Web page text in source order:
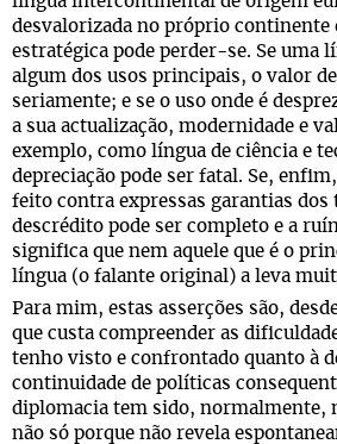
desvalorizada no próprio continente
estratégica pode perder-se. Se uma
algum dos usos principais, o valor
seriamente; e se o uso onde é
a sua actualização, modernidade e
exemplo, como língua de ciência e
depreciação pode ser fatal. Se,
feito contra expressas garantias dos
descrédito pode ser completo e a
significa que nem aquele que é o
língua (o falante original) a leva
Para mim, estas asserções são,
que custa compreender as
tenho visto e confrontado quanto à
continuidade de políticas
diplomacia tem sido, normalmente,
não só porque não revela